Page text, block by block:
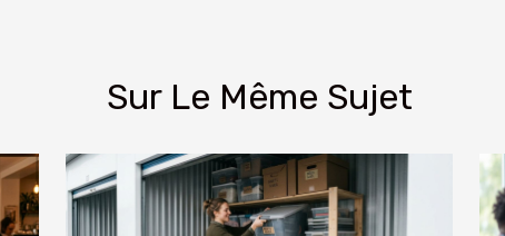
Sur Le Même Sujet